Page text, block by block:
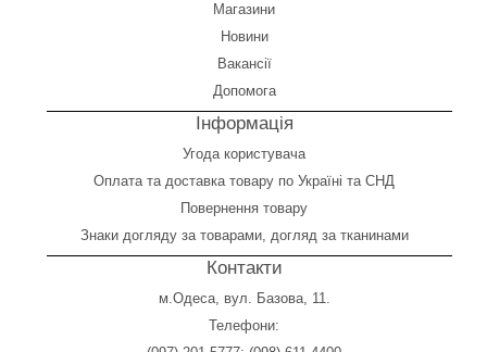
Магазини
Новини
Вакансії
Допомога
Інформація
Угода користувача
Оплататадоставка товару по Україні та СНД
Повернення товару
Знаки догляду за товарами, догляд за тканинами
Контакти
м.Одеса, вул. Базова, 11.
Телефони: